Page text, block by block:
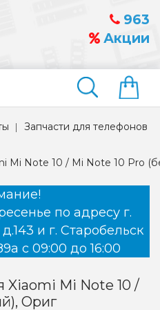
963
Акции
Найти
Запчасти для телефонов
Mi Note 10 / Mi Note 10 Pro
по адресу г.
и г. Старобельск
с 09:00 до 16:00
Mi Note 10 /
Ориг